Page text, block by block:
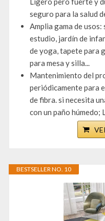
seguro para la salud
Amplia gama de
estudio, jardín de
de yoga, tapete para
para mesa y silla...
Mantenimiento del
periódicamente para
de fibra. si necesita
con un paño húmedo;
BESTSELLER NO. 10